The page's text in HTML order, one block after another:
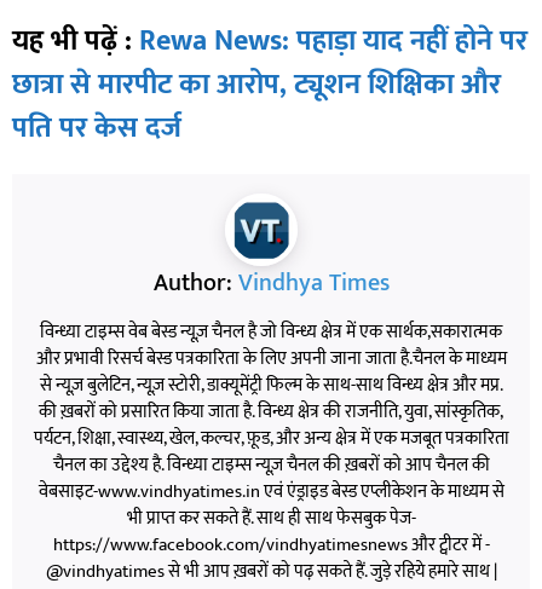
यह भी पढ़ें : Rewa News: पहाड़ा याद नहीं होने पर
छात्रा से मारपीट का आरोप, ट्यूशन शिक्षिका और
पति पर केस दर्ज
Author:Vindhya Times
विन्ध्या टाइम्स वेब बेस्ड न्यूज़ चैनल है जो विन्ध्य क्षेत्र में एक सार्थक,सकारात्मक
और प्रभावी रिसर्च बेस्ड पत्रकारिता के लिए अपनी जाना जाता है.चैनल के माध्यम
से न्यूज़ बुलेटिन, न्यूज़ स्टोरी, डाक्यूमेंट्री फिल्म के साथ-साथ विन्ध्य क्षेत्र और मप्र.
की ख़बरों को प्रसारित किया जाता है. विन्ध्य क्षेत्र की राजनीति, युवा, सांस्कृतिक,
पर्यटन, शिक्षा, स्वास्थ्य, खेल, कल्चर, फ़ूड, और अन्य क्षेत्र में एक मजबूत पत्रकारिता
चैनल का उद्देश्य है. विन्ध्या टाइम्स न्यूज़ चैनल की ख़बरों को आप चैनल की
वेबसाइट-www.vindhyatimes.in एवं एंड्राइड बेस्ड एप्लीकेशन के माध्यम से
भी प्राप्त कर सकते हैं. साथ ही साथ फेसबुक पेज-
https://www.facebook.com/vindhyatimesnews और ट्वीटर में -
@vindhyatimes से भी आप ख़बरों को पढ़ सकते हैं. जुड़े रहिये हमारे साथ |